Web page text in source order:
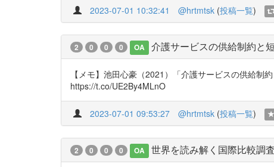
2023-07-01 10:32:41 @hrtmtsk (投稿一覧)
2 0 0 0 OA 介護サービスの供給制約と
【メモ】池田心豪（2021）「介護サービスの供給制
https://t.co/UE2By4MLnO
2023-07-01 09:53:27 @hrtmtsk (投稿一覧)
2 0 0 0 OA 世界を読み解く国際比較調